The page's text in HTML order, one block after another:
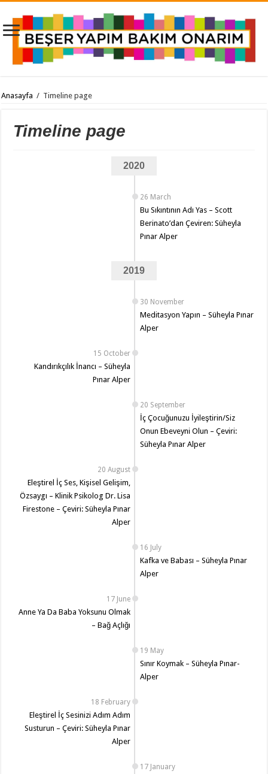
Anasayfa / Timeline page
Timeline page
2020
26 March
Bu Sıkıntının Adı Yas – Scott
Berinato’dan Çeviren: Süheyla
Pınar Alper
2019
30 November
Meditasyon Yapın – Süheyla Pınar
Alper
15 October
Kandırıkçılık İnancı – Süheyla
Pınar Alper
20 September
İç Çocuğunuzu İyileştirin/Siz
Onun Ebeveyni Olun – Çeviri:
Süheyla Pınar Alper
20 August
Eleştirel İç Ses, Kişisel Gelişim,
Özsaygı – Klinik Psikolog Dr. Lisa
Firestone – Çeviri: Süheyla Pınar
Alper
16 July
Kafka ve Babası – Süheyla Pınar
Alper
17 June
Anne Ya Da Baba Yoksunu Olmak
– Bağ Açlığı
19 May
Sınır Koymak – Süheyla Pınar-
Alper
18 February
Eleştirel İç Sesinizi Adım Adım
Susturun – Çeviri: Süheyla Pınar
Alper
17 January